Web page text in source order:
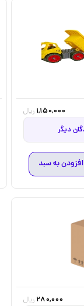
1,150,000 ریال
افزودن به سبد
280,000 ریال